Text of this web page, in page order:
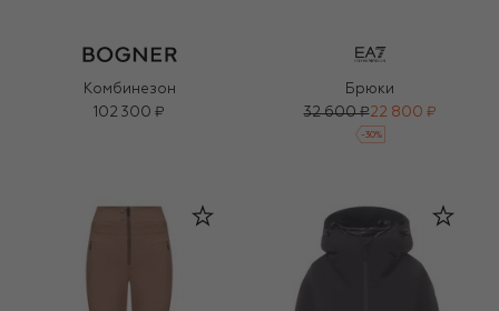
Комбинезон
102 300 ₽
Брюки
32 600 ₽22 800 ₽
-30%